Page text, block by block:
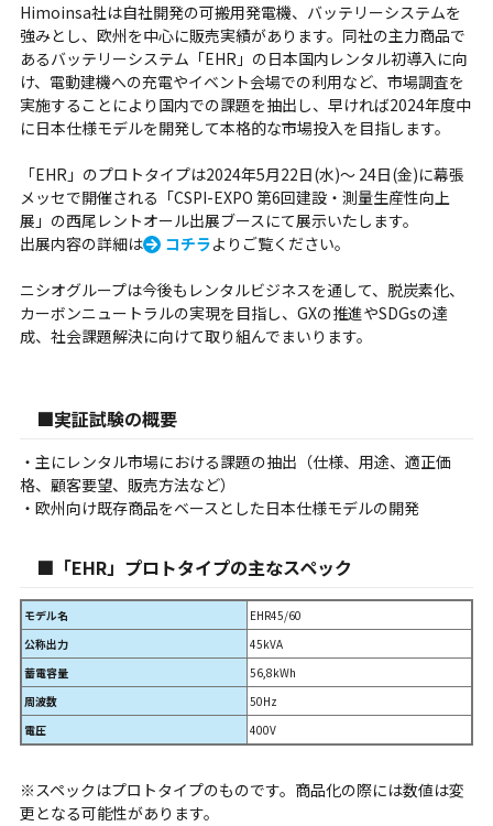
Himoinsa社は自社開発の可搬用発電機、バッテリーシステムを
強みとし、欧州を中心に販売実績があります。同社の主力商品で
あるバッテリーシステム「EHR」の日本国内レンタル初導入に向
け、電動建機への充電やイベント会場での利用など、市場調査を
実施することにより国内での課題を抽出し、早ければ2024年度中
に日本仕様モデルを開発して本格的な市場投入を目指します。
「EHR」のプロトタイプは2024年5月22日(水)～ 24日(金)に幕張
メッセで開催される「CSPI-EXPO 第6回建設・測量生産性向上
展」の西尾レントオール出展ブースにて展示いたします。
出展内容の詳細は
コチラよりご覧ください。
ニシオグループは今後もレンタルビジネスを通して、脱炭素化、
カーボンニュートラルの実現を目指し、GXの推進やSDGsの達
成、社会課題解決に向けて取り組んでまいります。
■実証試験の概要
・主にレンタル市場における課題の抽出（仕様、用途、適正価
格、顧客要望、販売方法など）
・欧州向け既存商品をベースとした日本仕様モデルの開発
■「EHR」プロトタイプの主なスペック
モデル名
EHR45/60
公称出力
45kVA
蓄電容量
56,8kWh
周波数
50Hz
電圧
400V
※スペックはプロトタイプのものです。商品化の際には数値は変
更となる可能性があります。